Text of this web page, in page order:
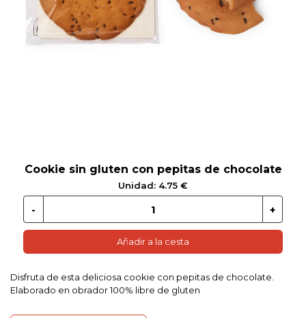
GLUTEN
Cookie sin gluten con pepitas de chocolate
Unidad: 4.75 €
Añadir a la cesta
Disfruta de esta deliciosa cookie con pepitas de chocolate.
Elaborado en obrador 100% libre de gluten